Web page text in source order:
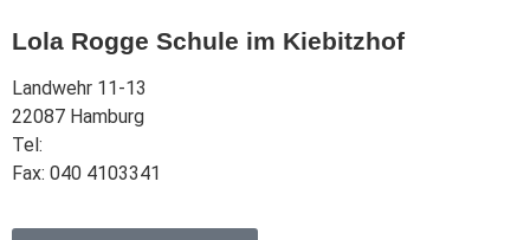
Lola Rogge Schule im Kiebitzhof
Landwehr 11-13
22087 Hamburg
Tel:
Fax: 040 4103341